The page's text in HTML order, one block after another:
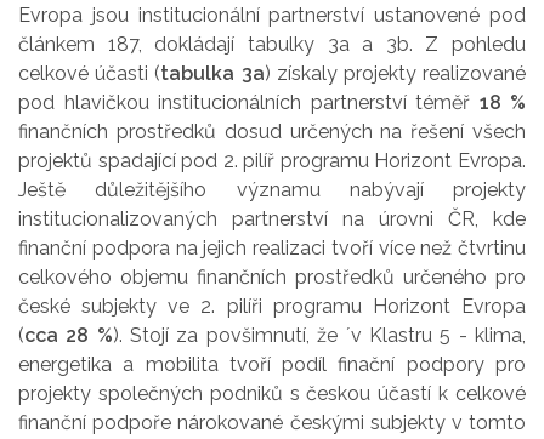
Evropa jsou institucionální partnerství ustanovené pod
článkem 187, dokládají tabulky 3a a 3b. Z pohledu
celkové účasti (tabulka 3a) získaly projekty realizované
pod hlavičkou institucionálních partnerství téměř 18 %
finančních prostředků dosud určených na řešení všech
projektů spadající pod 2. pilíř programu Horizont Evropa.
Ještě důležitějšího významu nabývají projekty
institucionalizovaných partnerství na úrovni ČR, kde
finanční podpora na jejich realizaci tvoří více než čtvrtinu
celkového objemu finančních prostředků určeného pro
české subjekty ve 2. pilíři programu Horizont Evropa
(cca 28 %). Stojí za povšimnutí, že ´v Klastru 5 - klima,
energetika a mobilita tvoří podíl finační podpory pro
projekty společných podniků s českou účastí k celkové
finanční podpoře nárokované českými subjekty v tomto